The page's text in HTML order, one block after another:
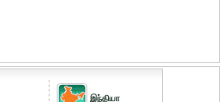
இந்தியா